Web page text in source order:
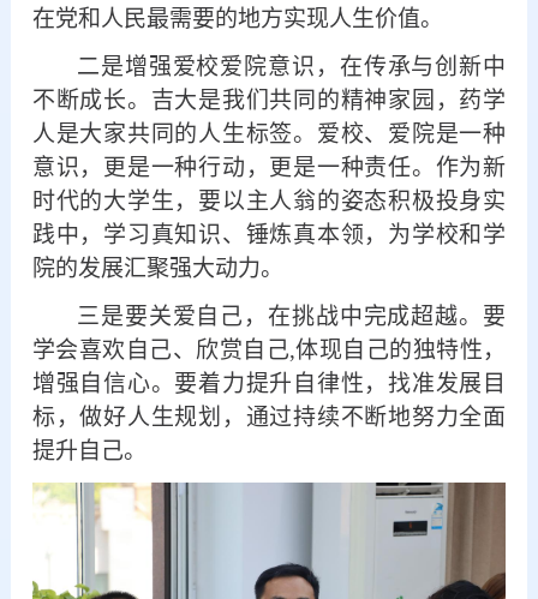
在党和人民最需要的地方实现人生价值。
二是增强爱校爱院意识，在传承与创新中
不断成长。吉大是我们共同的精神家园，药学
人是大家共同的人生标签。 爱校、爱院是一种
意识，更是一种行动 ， 更是一种责任。 作为新
时代的大学生， 要以主人翁的姿态积极投身实
践中， 学习真知识、 锤炼真本领， 为学校和 学
院的发展汇聚强大动力。
三是要关爱自己，在挑战中完成超越。 要
学会喜欢自己、 欣赏自己,体现 自己的独特性，
增强自信心。 要着力提升 自律性，找准发展目
标，做好人生规划， 通过持续不断地努力全面
提升自己。